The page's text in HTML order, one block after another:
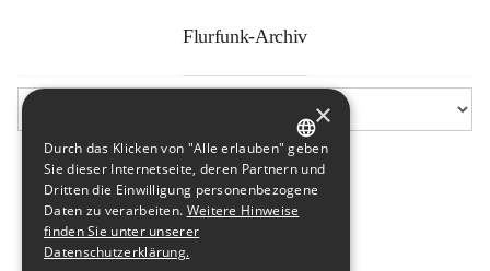
Flurfunk-Archiv
GERMAN
ENGLISH
×
Durch das Klicken von "Alle erlauben" geben
Sie dieser Internetseite, deren Partnern und
Dritten die Einwilligung personenbezogene
Daten zu verarbeiten. Weitere Hinweise
finden Sie unter unserer
Datenschutzerklärung.